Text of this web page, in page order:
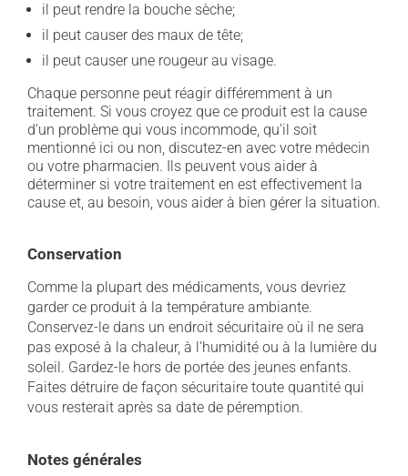
il peut rendre la bouche sèche;
il peut causer des maux de tête;
il peut causer une rougeur au visage.
Chaque personne peut réagir différemment à un
traitement. Si vous croyez que ce produit est la cause
d'un problème qui vous incommode, qu'il soit
mentionné ici ou non, discutez-en avec votre médecin
ou votre pharmacien. Ils peuvent vous aider à
déterminer si votre traitement en est effectivement la
cause et, au besoin, vous aider à bien gérer la situation.
Conservation
Comme la plupart des médicaments, vous devriez
garder ce produit à la température ambiante.
Conservez-le dans un endroit sécuritaire où il ne sera
pas exposé à la chaleur, à l'humidité ou à la lumière du
soleil. Gardez-le hors de portée des jeunes enfants.
Faites détruire de façon sécuritaire toute quantité qui
vous resterait après sa date de péremption.
Notes générales